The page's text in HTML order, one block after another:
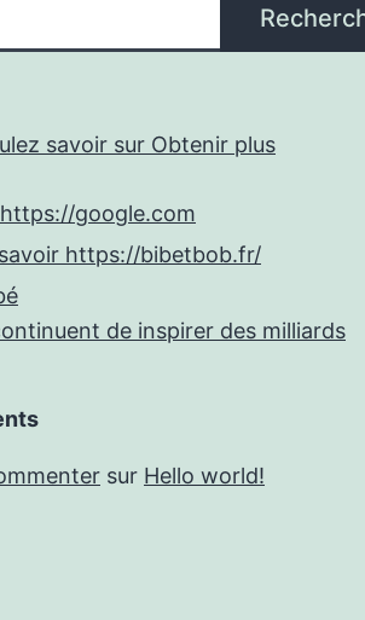
savoir sur Obtenir plus
google.com
https://bibetbob.fr/
de inspirer des milliards
sur Hello world!